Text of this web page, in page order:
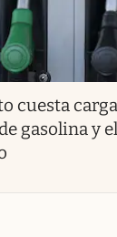
cuesta
gasolina y